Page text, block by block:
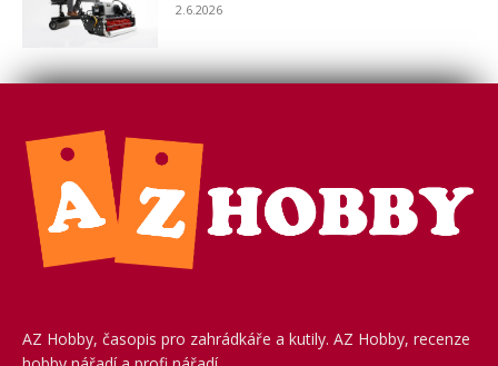
2.6.2026
AZ Hobby, časopis pro zahrádkáře a kutily. AZ Hobby, recenze